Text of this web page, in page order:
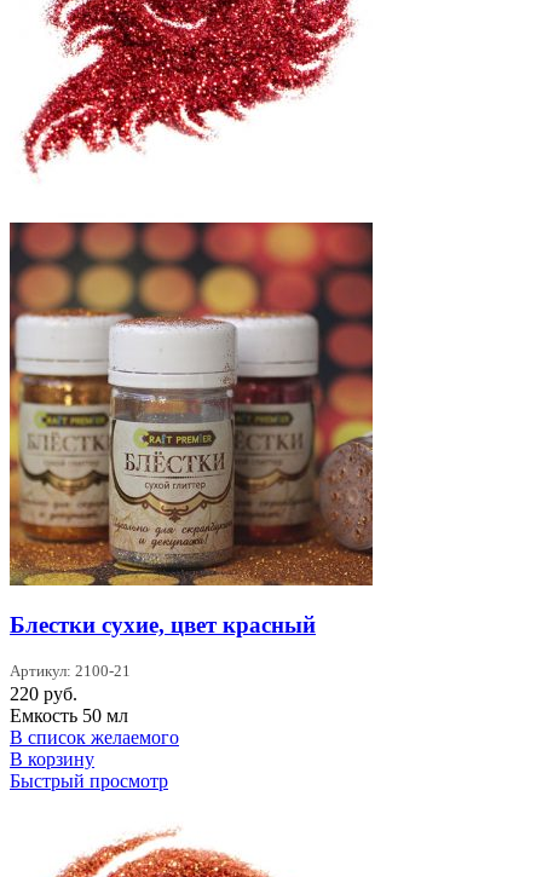
Блестки сухие, цвет красный
Артикул: 2100-21
220 руб.
Емкость 50 мл
В список желаемого
В корзину
Быстрый просмотр